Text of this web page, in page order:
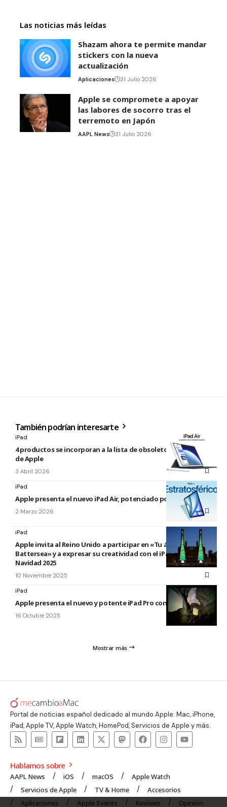
Las noticias más leídas
Shazam ahora te permite mandar
stickers con la nueva
actualización
Aplicaciones 31 Julio 2026
Apple se compromete a apoyar
las labores de socorro tras el
terremoto en Japón
AAPL News 31 Julio 2026
También podrían interesarte
iPad
4 productos se incorporan a la lista de obsoletos y antiguos
de Apple
3 Abril 2026
iPad
Apple presenta el nuevo iPad Air, potenciado por el M4
2 Marzo 2026
iPad
Apple invita al Reino Unido a participar en «Tu árbol en
Battersea» y a expresar su creatividad con el iPad esta
Navidad 2025
10 Noviembre 2025
iPad
Apple presenta el nuevo y potente iPad Pro con el chip M5
16 Octubre 2025
Mostrar más
Portal de noticias español dedicado al mundo Apple: Mac, iPhone,
iPad, Apple TV, Apple Watch, HomePod, Servicios de Apple y más.
Hablamos sobre
AAPL News iOS macOS
Apple Watch
Servicios de Apple
TV & Home
Accesorios
Aplicaciones
Apple Events Reviews Opinión